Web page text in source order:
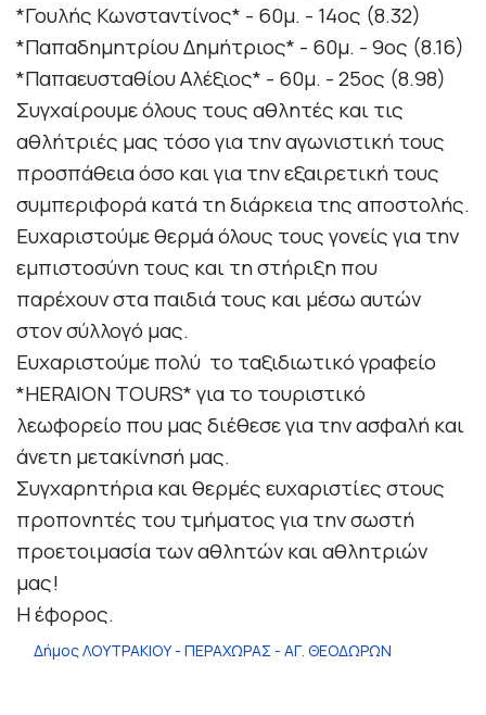
*Γουλής Κωνσταντίνος* - 60μ. - 14ος (8.32)
*Παπαδημητρίου Δημήτριος* - 60μ. - 9ος (8.16)
*Παπαευσταθίου Αλέξιος* - 60μ. - 25ος (8.98)
Συγχαίρουμε όλους τους αθλητές και τις
αθλήτριές μας τόσο για την αγωνιστική τους
προσπάθεια όσο και για την εξαιρετική τους
συμπεριφορά κατά τη διάρκεια της αποστολής.
Ευχαριστούμε θερμά όλους τους γονείς για την
εμπιστοσύνη τους και τη στήριξη που
παρέχουν στα παιδιά τους και μέσω αυτών
στον σύλλογό μας.
Ευχαριστούμε πολύ το ταξιδιωτικό γραφείο
*HERAION TOURS* για το τουριστικό
λεωφορείο που μας διέθεσε για την ασφαλή και
άνετη μετακίνησή μας.
Συγχαρητήρια και θερμές ευχαριστίες στους
προπονητές του τμήματος για την σωστή
προετοιμασία των αθλητών και αθλητριών
μας!
Η έφορος.
Δήμος ΛΟΥΤΡΑΚΙΟΥ - ΠΕΡΑΧΩΡΑΣ - ΑΓ. ΘΕΟΔΩΡΩΝ